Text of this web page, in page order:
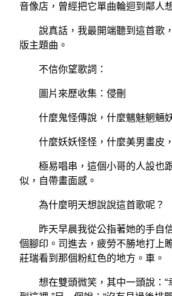
音像店，曾經把它單曲輪迴到鄰人
說真話，我最開端聽到這首歌
版主題曲。
不信你望歌詞：
圖片來歷收集：侵刪
什麼鬼怪傳說，什麼魑魅魍魎
什麼妖妖怪怪，什麼美男畫皮
極易唱串，這個小哥的人設也
似，自帶畫面感。
為什麼明天想說說這首歌呢？
昨天早晨我從公指著她的手自
個腳印。司進去，疲勞不勝地打上
莊瑞看到那個粉紅色的地方。車。
想在雙頭微笑，其中一頭說：“